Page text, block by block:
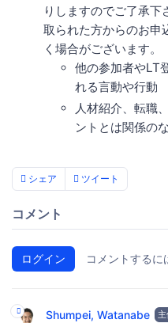
りしますのでご了承下
取られた方からのお申
く場合がございます。
他の参加者やLT
れる言動や行動
人材紹介、転職
ントとは関係の
シェア ツイート
コメント
ログイン コメントするに
Shumpei, Watanabe